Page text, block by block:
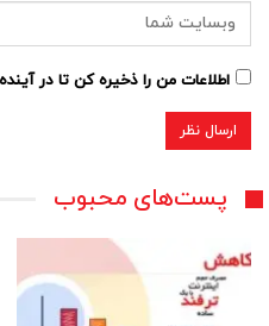
اطلاعات من را ذخیره کن تا در
پست‌های محبوب